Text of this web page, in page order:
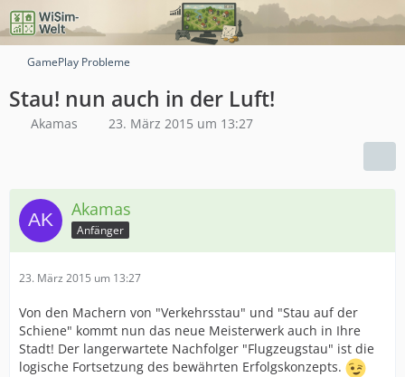
GamePlay Probleme
Stau! nun auch in der Luft!
Akamas 23. März 2015 um 13:27
Akamas
Anfänger
23. März 2015 um 13:27
Von den Machern von "Verkehrsstau" und "Stau auf der
Schiene" kommt nun das neue Meisterwerk auch in Ihre
Stadt! Der langerwartete Nachfolger "Flugzeugstau" ist die
logische Fortsetzung des bewährten Erfolgskonzepts.